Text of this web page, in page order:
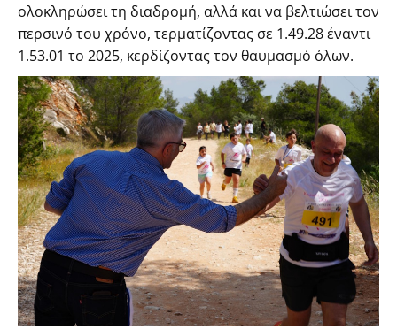
ολοκληρώσει τη διαδρομή, αλλά και να βελτιώσει τον
περσινό του χρόνο, τερματίζοντας σε 1.49.28 έναντι
1.53.01 το 2025, κερδίζοντας τον θαυμασμό όλων.